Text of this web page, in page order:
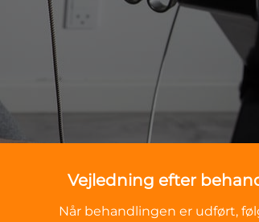
Vejledning efter
Når behandlingen er udført,